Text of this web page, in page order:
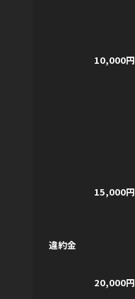
違約金
10,000円
15,000円
20,000円